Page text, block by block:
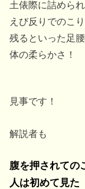
土俵際に詰めら
えび反りでのこ
残るといった足
体の柔らかさ！
見事です！
解説者も
腹を押されての
人は初めて見た